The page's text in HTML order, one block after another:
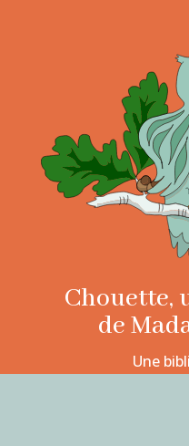
Chouette,
de
Une